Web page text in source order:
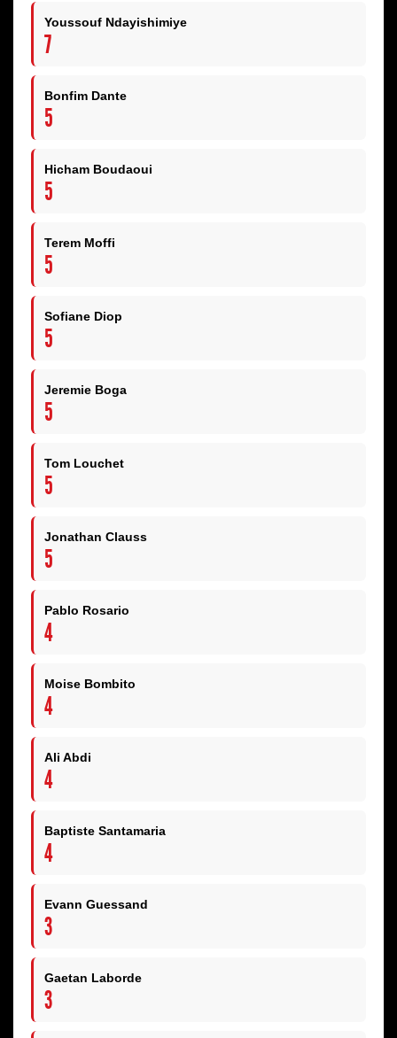
Youssouf Ndayishimiye
7
Bonfim Dante
5
Hicham Boudaoui
5
Terem Moffi
5
Sofiane Diop
5
Jeremie Boga
5
Tom Louchet
5
Jonathan Clauss
5
Pablo Rosario
4
Moise Bombito
4
Ali Abdi
4
Baptiste Santamaria
4
Evann Guessand
3
Gaetan Laborde
3